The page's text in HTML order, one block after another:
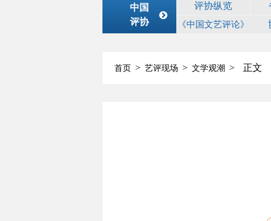
中国
评协
评协纵览
《中国文艺评论》
首页 > 艺评现场 > 文学观潮 > 正文